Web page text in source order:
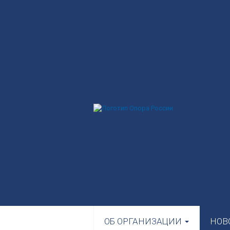
ОБ ОРГАНИЗАЦИИ